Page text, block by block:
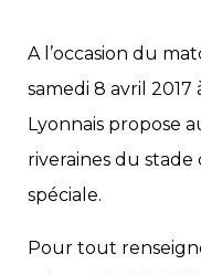
A l’occasion du
samedi 8 avril
Lyonnais propose
riveraines du
spéciale.
Pour tout